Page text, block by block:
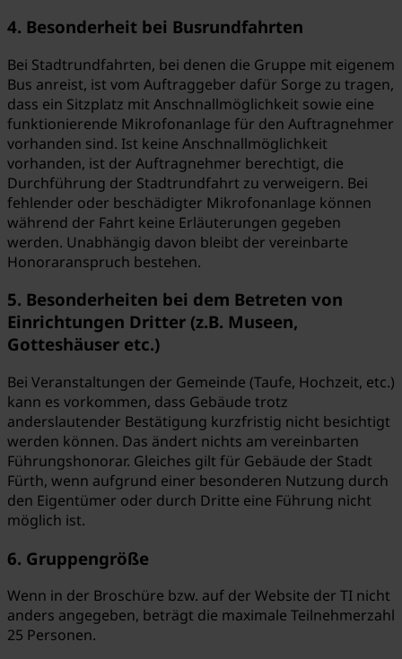
4. Besonderheit bei Busrundfahrten
Bei Stadtrundfahrten, bei denen die Gruppe mit eigenem
Bus anreist, ist vom Auftraggeber dafür Sorge zu tragen,
dass ein Sitzplatz mit Anschnallmöglichkeit sowie eine
funktionierende Mikrofonanlage für den Auftragnehmer
vorhanden sind. Ist keine Anschnallmöglichkeit
vorhanden, ist der Auftragnehmer berechtigt, die
Durchführung der Stadtrundfahrt zu verweigern. Bei
fehlender oder beschädigter Mikrofonanlage können
während der Fahrt keine Erläuterungen gegeben
werden. Unabhängig davon bleibt der vereinbarte
Honoraranspruch bestehen.
5. Besonderheiten bei dem Betreten von
Einrichtungen Dritter (z.B. Museen,
Gotteshäuser etc.)
Bei Veranstaltungen der Gemeinde (Taufe, Hochzeit, etc.)
kann es vorkommen, dass Gebäude trotz
anderslautender Bestätigung kurzfristig nicht besichtigt
werden können. Das ändert nichts am vereinbarten
Führungshonorar. Gleiches gilt für Gebäude der Stadt
Fürth, wenn aufgrund einer besonderen Nutzung durch
den Eigentümer oder durch Dritte eine Führung nicht
möglich ist.
6. Gruppengröße
Wenn in der Broschüre bzw. auf der Website der TI nicht
anders angegeben, beträgt die maximale Teilnehmerzahl
25 Personen.